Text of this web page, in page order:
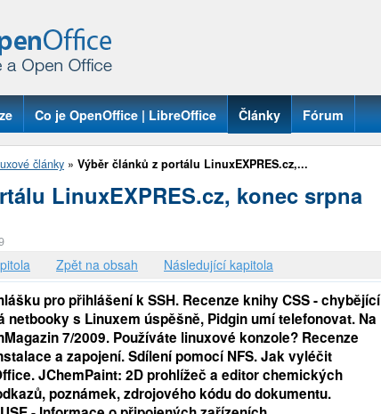
Co je OpenOffice | LibreOffice Články Fórum
články » Výběr článků z portálu LinuxEXPRES.cz,...
LinuxEXPRES.cz, konec srpna
Zpět na obsah Následující kapitola
pro přihlášení k SSH. Recenze knihy CSS - chybějící
netbooky s Linuxem úspěšně, Pidgin umí telefonovat. Na
7/2009. Používáte linuxové konzole? Recenze
a zapojení. Sdílení pomocí NFS. Jak vyléčit
JChemPaint: 2D prohlížeč a editor chemických
poznámek, zdrojového kódu do dokumentu.